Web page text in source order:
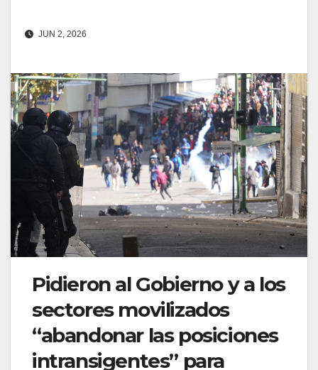
JUN 2, 2026
Pidieron al Gobierno y a los
sectores movilizados
“abandonar las posiciones
intransigentes” para